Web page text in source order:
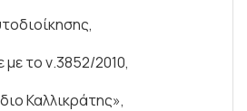
το ν.3852/2010,
Καλλικράτης»,